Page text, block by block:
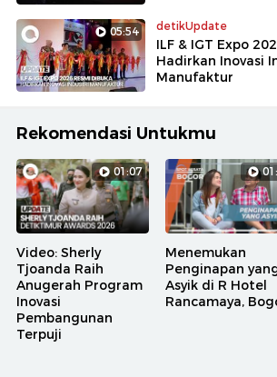
05:54 detikUpdate
ILF & IGT Expo
Hadirkan Inovasi
Manufaktur
Rekomendasi Untukmu
01:07
Video: Sherly
Tjoanda Raih
Anugerah Program
Inovasi
Pembangunan
Terpuji
Menemukan
Penginapan
Asyik di R Hotel
Rancamaya,